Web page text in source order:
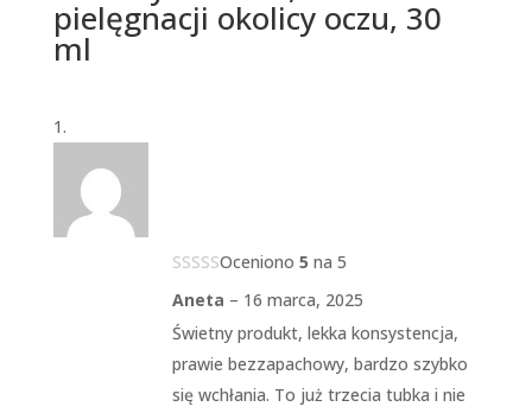
pielęgnacji okolicy oczu, 30
ml
Oceniono 5 na 5
Aneta – 16 marca, 2025
Świetny produkt, lekka konsystencja,
prawie bezzapachowy, bardzo szybko
się wchłania. To już trzecia tubka i nie